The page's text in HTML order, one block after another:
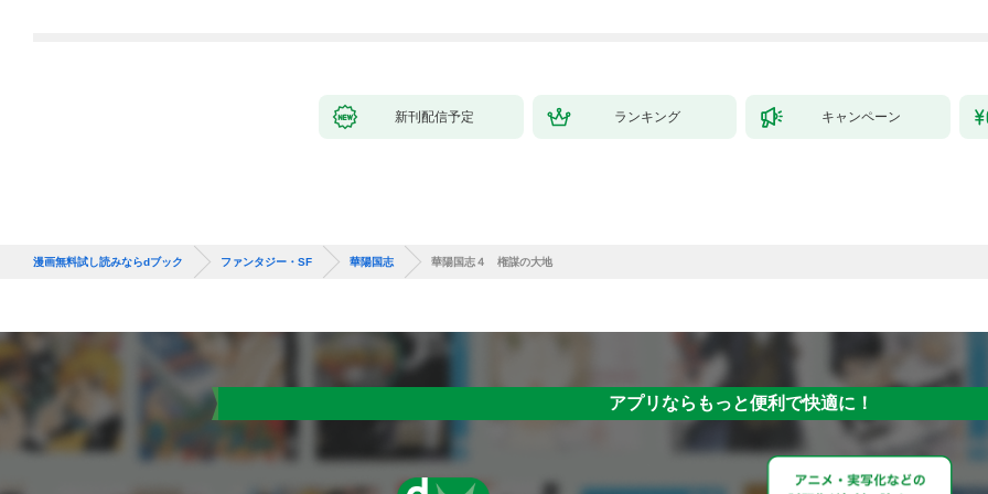
新刊配信予定 ランキング キャンペーン
漫画無料試し読みならdブック ファンタジー・SF 華陽国志 華陽国志４ 権謀の大地
アプリならもっと便利で快適に！